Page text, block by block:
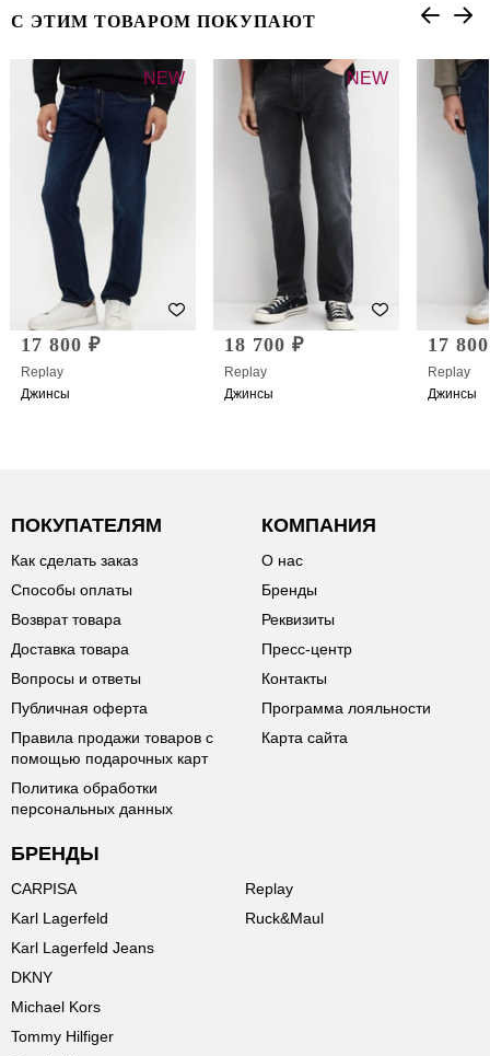
С ЭТИМ ТОВАРОМ ПОКУПАЮТ
NEW
17 800 ₽
Replay
Джинсы
NEW
18 700 ₽
Replay
Джинсы
17
Replay
Джинсы
ПОКУПАТЕЛЯМ
Как сделать заказ
Способы оплаты
Возврат товара
Доставка товара
Вопросы и ответы
Публичная оферта
Правила продажи товаров с
помощью подарочных карт
Политика обработки
персональных данных
КОМПАНИЯ
О нас
Бренды
Реквизиты
Пресс-центр
Контакты
Программа лояльности
Карта сайта
БРЕНДЫ
CARPISA
Karl Lagerfeld
Karl Lagerfeld Jeans
DKNY
Michael Kors
Tommy Hilfiger
Replay
Ruck&Maul